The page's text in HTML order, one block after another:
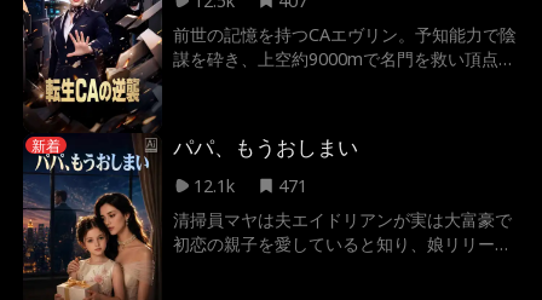
前世の記憶を持つCAエヴリン。予知能力で陰
謀を砕き、上空約9000mで名門を救い頂点
新着 パパ、もうおしまい
12.1k
471
清掃員マヤは夫エイドリアンが実は大富豪で
初恋の親子を愛していると知り、娘リリーと